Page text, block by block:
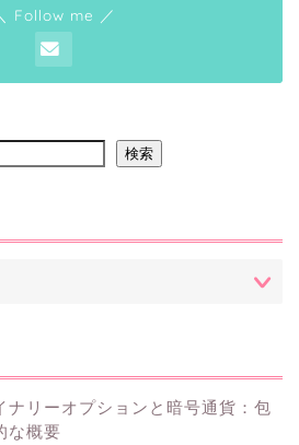
Follow me ／
検索
ナリーオプションと暗号通貨：包
な概要